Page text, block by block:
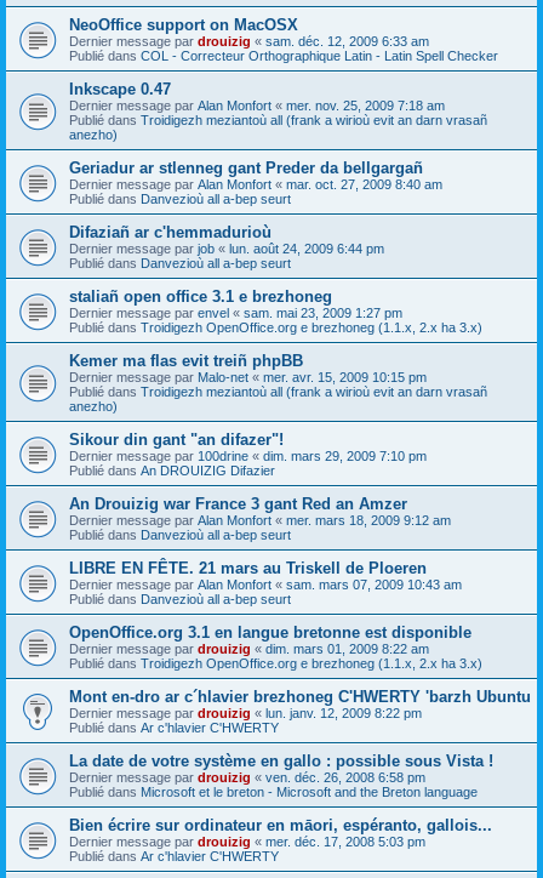
NeoOffice support on MacOSX
Dernier message par drouizig « sam. déc. 12, 2009 6:33 am
Publié dans COL - Correcteur Orthographique Latin - Latin Spell Checker
Inkscape 0.47
Dernier message par Alan Monfort « mer. nov. 25, 2009 7:18 am
Publié dans Troidigezh meziantoù all (frank a wirioù evit an darn vrasañ
anezho)
Geriadur ar stlenneg gant Preder da bellgargañ
Dernier message par Alan Monfort « mar. oct. 27, 2009 8:40 am
Publié dans Danvezioù all a-bep seurt
Difaziañ ar c'hemmadurioù
Dernier message par job « lun. août 24, 2009 6:44 pm
Publié dans Danvezioù all a-bep seurt
staliañ open office 3.1 e brezhoneg
Dernier message par envel « sam. mai 23, 2009 1:27 pm
Publié dans Troidigezh OpenOffice.org e brezhoneg (1.1.x, 2.x ha 3.x)
Kemer ma flas evit treiñ phpBB
Dernier message par Malo-net « mer. avr. 15, 2009 10:15 pm
Publié dans Troidigezh meziantoù all (frank a wirioù evit an darn vrasañ
anezho)
Sikour din gant "an difazer"!
Dernier message par 100drine « dim. mars 29, 2009 7:10 pm
Publié dans An DROUIZIG Difazier
An Drouizig war France 3 gant Red an Amzer
Dernier message par Alan Monfort « mer. mars 18, 2009 9:12 am
Publié dans Danvezioù all a-bep seurt
LIBRE EN FÊTE. 21 mars au Triskell de Ploeren
Dernier message par Alan Monfort « sam. mars 07, 2009 10:43 am
Publié dans Danvezioù all a-bep seurt
OpenOffice.org 3.1 en langue bretonne est disponible
Dernier message par drouizig « dim. mars 01, 2009 8:22 am
Publié dans Troidigezh OpenOffice.org e brezhoneg (1.1.x, 2.x ha 3.x)
Mont en-dro ar c´hlavier brezhoneg C'HWERTY 'barzh Ubuntu
Dernier message par drouizig « lun. janv. 12, 2009 8:22 pm
Publié dans Ar c'hlavier C'HWERTY
La date de votre système en gallo : possible sous Vista !
Dernier message par drouizig « ven. déc. 26, 2008 6:58 pm
Publié dans Microsoft et le breton - Microsoft and the Breton language
Bien écrire sur ordinateur en māori, espéranto, gallois...
Dernier message par drouizig « mer. déc. 17, 2008 5:03 pm
Publié dans Ar c'hlavier C'HWERTY